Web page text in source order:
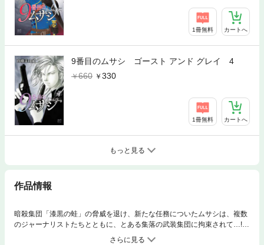
1冊無料 カートへ
9番目のムサシ ゴースト アンド グレイ 4
660
330
1冊無料 カートへ
もっと見る
作品情報
暗殺集団「漆黒の蛙」の脅威を退け、新たな任務についたムサシは、複数
のジャーナリストたちとともに、とある集落の武装集団に拘束されて…!?
超ハリウッドスケールで贈るシーズン5、いよいよ開幕!